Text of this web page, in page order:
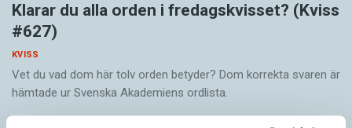
Klarar du alla orden i fredagskvisset? (Kviss
#627)
KVISS
Vet du vad dom här tolv orden betyder? Dom korrekta svaren är
hämtade ur Svenska Akademiens ordlista.